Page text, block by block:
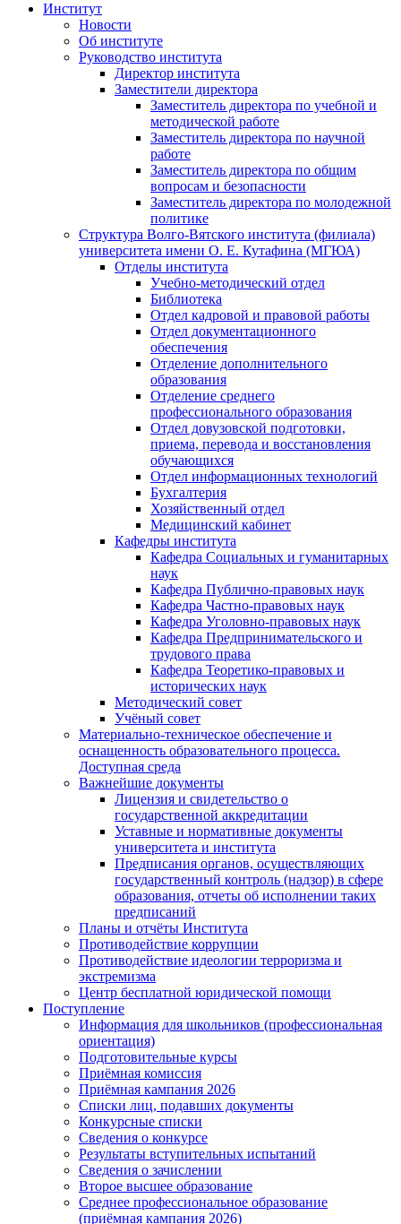
Институт
Новости
Об институте
Руководство института
Директор института
Заместители директора
Заместитель директора по учебной и
методической работе
Заместитель директора по научной
работе
Заместитель директора по общим
вопросам и безопасности
Заместитель директора по молодежной
политике
Структура Волго-Вятского института (филиала)
университета имени О. Е. Кутафина (МГЮА)
Отделы института
Учебно-методический отдел
Библиотека
Отдел кадровой и правовой работы
Отдел документационного
обеспечения
Отделение дополнительного
образования
Отделение среднего
профессионального образования
Отдел довузовской подготовки,
приема, перевода и восстановления
обучающихся
Отдел информационных технологий
Бухгалтерия
Хозяйственный отдел
Медицинский кабинет
Кафедры института
Кафедра Социальных и гуманитарных
наук
Кафедра Публично-правовых наук
Кафедра Частно-правовых наук
Кафедра Уголовно-правовых наук
Кафедра Предпринимательского и
трудового права
Кафедра Теоретико-правовых и
исторических наук
Методический совет
Учёный совет
Материально-техническое обеспечение и
оснащенность образовательного процесса.
Доступная среда
Важнейшие документы
Лицензия и свидетельство о
государственной аккредитации
Уставные и нормативные документы
университета и института
Предписания органов, осуществляющих
государственный контроль (надзор) в сфере
образования, отчеты об исполнении таких
предписаний
Планы и отчёты Института
Противодействие коррупции
Противодействие идеологии терроризма и
экстремизма
Центр бесплатной юридической помощи
Поступление
Информация для школьников (профессиональная
ориентация)
Подготовительные курсы
Приёмная комиссия
Приёмная кампания 2026
Списки лиц, подавших документы
Конкурсные списки
Сведения о конкурсе
Результаты вступительных испытаний
Сведения о зачислении
Второе высшее образование
Среднее профессиональное образование
(приёмная кампания 2026)